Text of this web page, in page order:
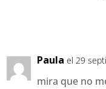
Paula el 29
mira que no